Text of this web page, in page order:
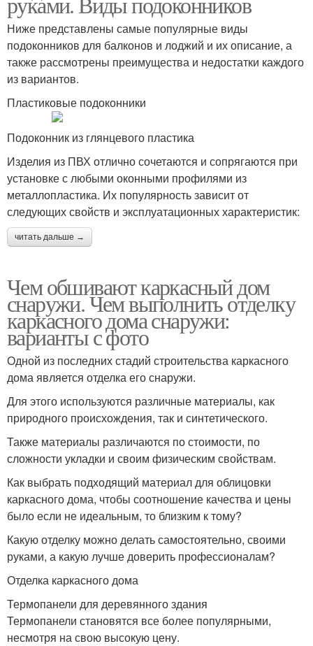
Ниже представлены самые популярные виды
подоконников для балконов и лоджий и их описание, а
также рассмотрены преимущества и недостатки каждого
из вариантов.
Пластиковые подоконники
Подоконник из глянцевого пластика
Изделия из ПВХ отлично сочетаются и сопрягаются при
установке с любыми оконными профилями из
металлопластика. Их популярность зависит от
следующих свойств и эксплуатационных характеристик:
читать дальше →
Чем обшивают каркасный дом
снаружи. Чем выполнить отделку
каркасного дома снаружи:
варианты с фото
Одной из последних стадий строительства каркасного
дома является отделка его снаружи.
Для этого используются различные материалы, как
природного происхождения, так и синтетического.
Также материалы различаются по стоимости, по
сложности укладки и своим физическим свойствам.
Как выбрать подходящий материал для облицовки
каркасного дома, чтобы соотношение качества и цены
было если не идеальным, то близким к тому?
Какую отделку можно делать самостоятельно, своими
руками, а какую лучше доверить профессионалам?
Отделка каркасного дома
Термопанели для деревянного здания
Термопанели становятся все более популярными,
несмотря на свою высокую цену.